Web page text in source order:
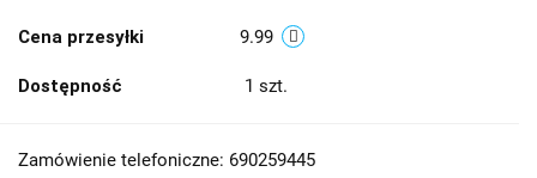
Cena przesyłki 9.99
Dostępność 1 szt.
Zamówienie telefoniczne: 690259445